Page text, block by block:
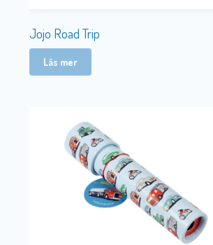
Jojo Road Trip
Läs mer